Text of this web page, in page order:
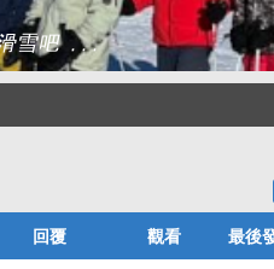
回覆 觀看 最後